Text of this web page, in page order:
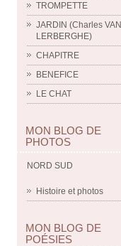
TROMPETTE
JARDIN (Charles VAN
LERBERGHE)
CHAPITRE
BENEFICE
LE CHAT
MON BLOG DE
PHOTOS
NORD SUD
Histoire et photos
MON BLOG DE
POÉSIES